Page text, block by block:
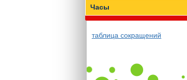
Часы
таблица сокращений